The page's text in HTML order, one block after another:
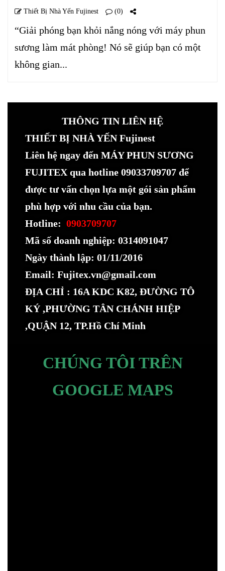
Thiết Bị Nhà Yến Fujinest (0)
“Giải phóng bạn khỏi nắng nóng với máy phun
sương làm mát phòng! Nó sẽ giúp bạn có một
không gian...
THÔNG TIN LIÊN HỆ
THIẾT BỊ NHÀ YẾN Fujinest
Liên hệ ngay đến MÁY PHUN SƯƠNG
FUJITEX qua hotline 09033709707 để
được tư vấn chọn lựa một gói sản phẩm
phù hợp với nhu cầu của bạn.
Hotline: 0903709707
Mã số doanh nghiệp: 0314091047
Ngày thành lập: 01/11/2016
Email: Fujitex.vn@gmail.com
ĐỊA CHỈ : 16A KDC K82, ĐƯỜNG TÔ
KÝ ,PHƯỜNG TÂN CHÁNH HIỆP
,QUẬN 12, TP.Hồ Chí Minh
CHÚNG TÔI TRÊN
GOOGLE MAPS